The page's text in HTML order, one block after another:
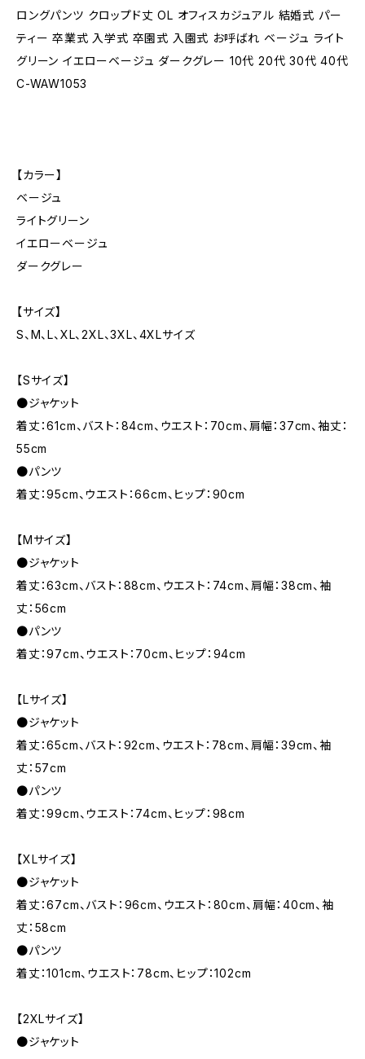
ロングパンツ クロップド丈 OL オフィスカジュアル 結婚式 パー
ティー 卒業式 入学式 卒園式 入園式 お呼ばれ ベージュ ライト
グリーン イエローベージュ ダークグレー 10代 20代 30代 40代
C-WAW1053
【カラー】
ベージュ
ライトグリーン
イエローベージュ
ダークグレー
【サイズ】
S、M、L、XL、2XL、3XL、4XLサイズ
【Sサイズ】
●ジャケット
着丈：61cm、バスト：84cm、ウエスト：70cm、肩幅：37cm、袖丈：
55cm
●パンツ
着丈：95cm、ウエスト：66cm、ヒップ：90cm
【Mサイズ】
●ジャケット
着丈：63cm、バスト：88cm、ウエスト：74cm、肩幅：38cm、袖
丈：56cm
●パンツ
着丈：97cm、ウエスト：70cm、ヒップ：94cm
【Lサイズ】
●ジャケット
着丈：65cm、バスト：92cm、ウエスト：78cm、肩幅：39cm、袖
丈：57cm
●パンツ
着丈：99cm、ウエスト：74cm、ヒップ：98cm
【XLサイズ】
●ジャケット
着丈：67cm、バスト：96cm、ウエスト：80cm、肩幅：40cm、袖
丈：58cm
●パンツ
着丈：101cm、ウエスト：78cm、ヒップ：102cm
【2XLサイズ】
●ジャケット